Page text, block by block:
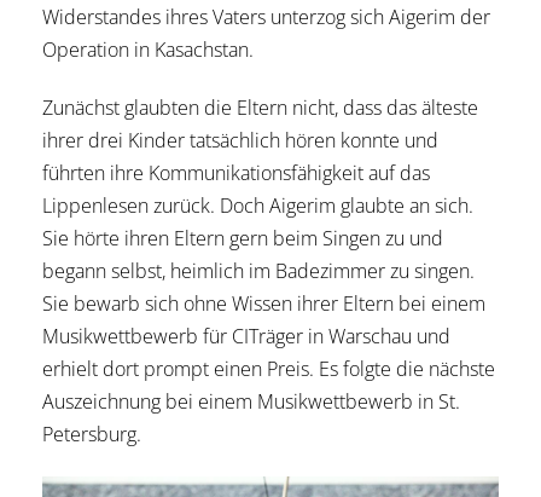
Widerstandes ihres Vaters unterzog sich Aigerim der
Operation in Kasachstan.
Zunächst glaubten die Eltern nicht, dass das älteste
ihrer drei Kinder tatsächlich hören konnte und
führten ihre Kommunikationsfähigkeit auf das
Lippenlesen zurück. Doch Aigerim glaubte an sich.
Sie hörte ihren Eltern gern beim Singen zu und
begann selbst, heimlich im Badezimmer zu singen.
Sie bewarb sich ohne Wissen ihrer Eltern bei einem
Musikwettbewerb für CITräger in Warschau und
erhielt dort prompt einen Preis. Es folgte die nächste
Auszeichnung bei einem Musikwettbewerb in St.
Petersburg.